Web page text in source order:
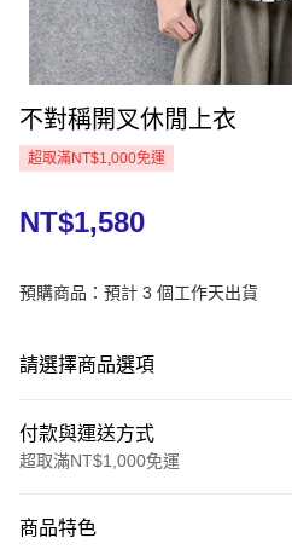
不對稱開叉休閒上衣
超取滿NT$1,000免運
NT$1,580
預購商品：預計 3 個工作天出貨
請選擇商品選項
付款與運送方式
超取滿NT$1,000免運
信用卡一次付款
商品特色